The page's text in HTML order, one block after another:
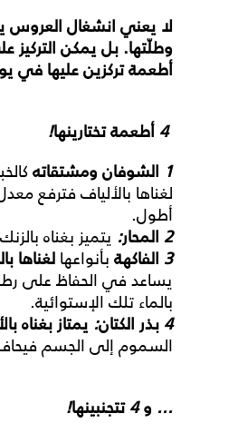
لا يعني انشغال العروس
وطلّتها. بل يمكن التركيز
أطعمةتركزينعليها في
4 أطعمةتختارينها!
1 الشوفان ومشتقاته
لغناها بالألياف فترفع
أطول.
2 المحار: يتميز بغناه بالزنك
3 الفاكهة بأنواعها لغناها
يساعد في الحفاظ على
بالماء تلك الإستوائية.
4 بذر الكتان: يمتاز بغناه
السموم إلى الجسم
... و4تتجنبينها!